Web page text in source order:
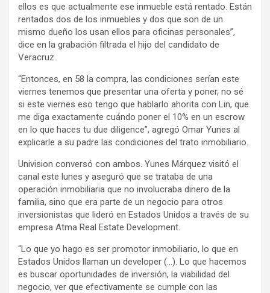
ellos es que actualmente ese inmueble está rentado. Están
rentados dos de los inmuebles y dos que son de un
mismo dueño los usan ellos para oficinas personales”,
dice en la grabación filtrada el hijo del candidato de
Veracruz.
“Entonces, en 58 la compra, las condiciones serían este
viernes tenemos que presentar una oferta y poner, no sé
si este viernes eso tengo que hablarlo ahorita con Lin, que
me diga exactamente cuándo poner el 10% en un escrow
en lo que haces tu due diligence”, agregó Omar Yunes al
explicarle a su padre las condiciones del trato inmobiliario.
Univision conversó con ambos. Yunes Márquez visitó el
canal este lunes y aseguró que se trataba de una
operación inmobiliaria que no involucraba dinero de la
familia, sino que era parte de un negocio para otros
inversionistas que lideró en Estados Unidos a través de su
empresa Atma Real Estate Development.
“Lo que yo hago es ser promotor inmobiliario, lo que en
Estados Unidos llaman un developer (…). Lo que hacemos
es buscar oportunidades de inversión, la viabilidad del
negocio, ver que efectivamente se cumple con las